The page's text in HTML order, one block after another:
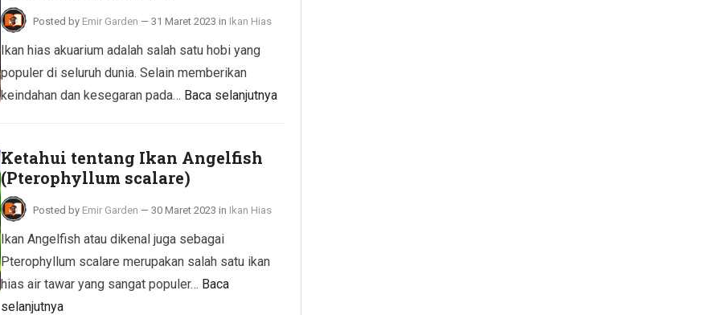
Posted by Emir Garden — 31 Maret 2023 in Ikan Hias
Ikan hias akuarium adalah salah satu hobi yang
populer di seluruh dunia. Selain memberikan
keindahan dan kesegaran pada… Baca selanjutnya
Ketahui tentang Ikan Angelfish
(Pterophyllum scalare)
Posted by Emir Garden — 30 Maret 2023 in Ikan Hias
Ikan Angelfish atau dikenal juga sebagai
Pterophyllum scalare merupakan salah satu ikan
hias air tawar yang sangat populer… Baca
selanjutnya